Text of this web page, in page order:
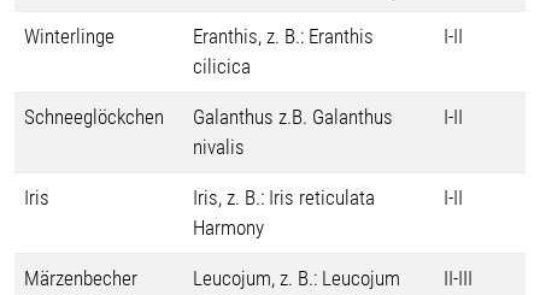
Winterlinge
Eranthis, z. B.: Eranthis
cilicica
I-II
Schneeglöckchen
Galanthus z.B. Galanthus
nivalis
I-II
Iris
Iris, z. B.: Iris reticulata
Harmony
I-II
Märzenbecher
Leucojum, z. B.: Leucojum
II-III